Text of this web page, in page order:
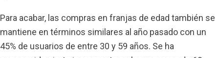
Para acabar, las compras en franjas de edad también se
mantiene en términos similares al año pasado con un
45% de usuarios de entre 30 y 59 años. Se ha